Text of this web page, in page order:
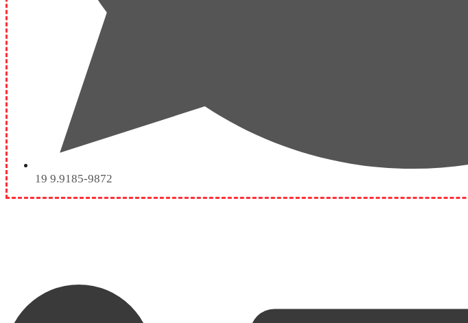
19 9.9185-9872